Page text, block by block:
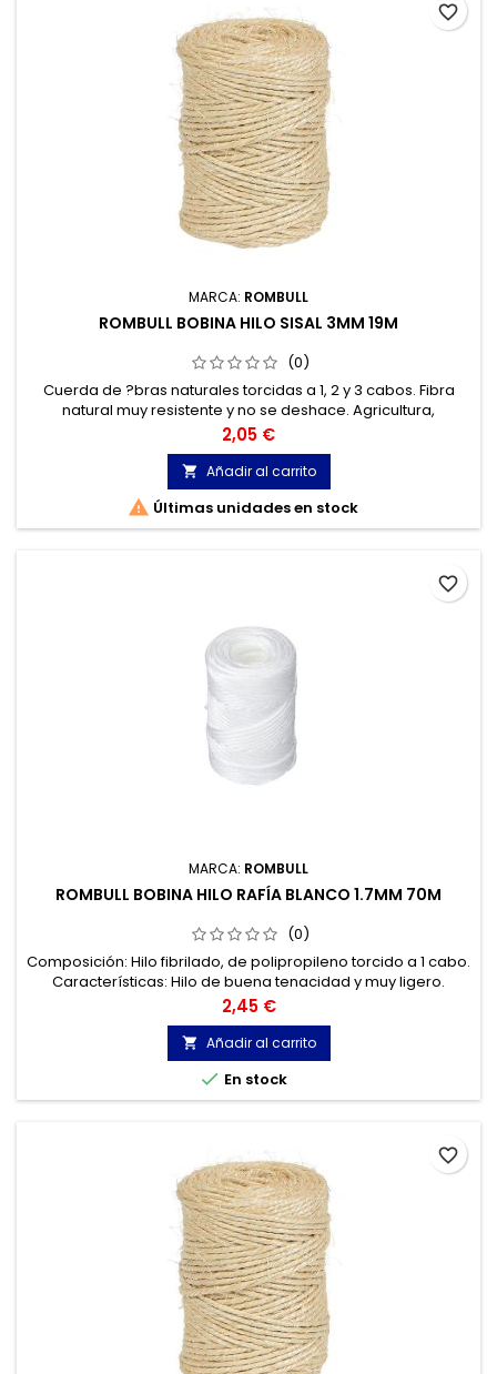
MARCA: ROMBULL
ROMBULL BOBINA HILO SISAL 3MM 19M
(0)
Cuerda de ?bras naturales torcidas a 1, 2 y 3 cabos. Fibra
natural muy resistente y no se deshace. Agricultura,
ganadería, paquetería, bricolaje.
Precio
2,05 €
 Añadir al carrito
 Últimas unidades en stock
favorite_border
MARCA: ROMBULL
ROMBULL BOBINA HILO RAFÍA BLANCO 1.7MM 70M
(0)
Composición: Hilo fibrilado, de polipropileno torcido a 1 cabo.
Características: Hilo de buena tenacidad y muy ligero.
Aplicaciones: Agricultura, paquetería, jardinería, bricolaje,
invernaderos, deporte.
Precio
2,45 €
 Añadir al carrito
 En stock
favorite_border
favorite_border